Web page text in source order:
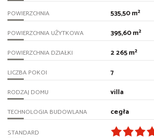
POWIERZCHNIA 535,50 m²
POWIERZCHNIA UŻYTKOWA 395,60 m²
POWIERZCHNIA DZIAŁKI 2 265 m²
LICZBA POKOI 7
RODZAJ DOMU villa
TECHNOLOGIA BUDOWLANA cegła
STANDARD